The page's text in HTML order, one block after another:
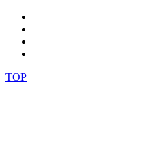
TOP